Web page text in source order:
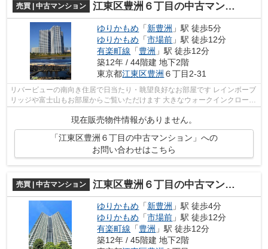
売買 | 中古マンション 江東区豊洲６丁目の中古マンション
ゆりかもめ 「新豊洲 」駅 徒歩5分
ゆりかもめ 「市場前 」駅 徒歩12分
有楽町線 「豊洲 」駅 徒歩12分
築12年 / 44階建 地下2階
東京都江東区豊洲 ６丁目2-31
リバービューの南向き住居で日当たり・眺望良好なお部屋です レインボーブ
リッジや富士山もお部屋からご覧いただけます 大きなウォークインクローゼ
現在販売物件情報がありません。
「江東区豊洲６丁目の中古マンション」への
お問い合わせはこちら
売買 | 中古マンション 江東区豊洲６丁目の中古マンション
ゆりかもめ 「新豊洲 」駅 徒歩4分
ゆりかもめ 「市場前 」駅 徒歩12分
有楽町線 「豊洲 」駅 徒歩12分
築12年 / 45階建 地下2階